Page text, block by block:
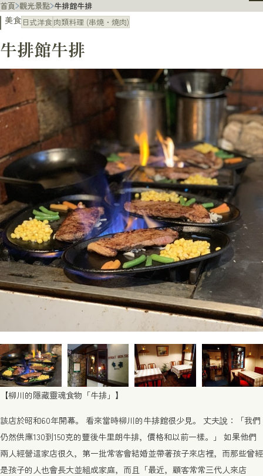
首頁 觀光景點 牛排館牛排
牛排館牛排
美食 日式洋食肉類料理 (串燒・燒肉)
【柳川的隱藏靈魂食物「牛排」】
該店於昭和60年開幕。 看來當時柳川的牛排館很少見。 丈夫說：「我們
仍然供應130到150克的豐後牛里朗牛排，價格和以前一樣。」 如果他們
兩人經營這家店很久，第一批常客會結婚並帶著孩子來店裡，而那些曾經
是孩子的人也會長大並組成家庭，而且「最近，顧客常常三代人來店